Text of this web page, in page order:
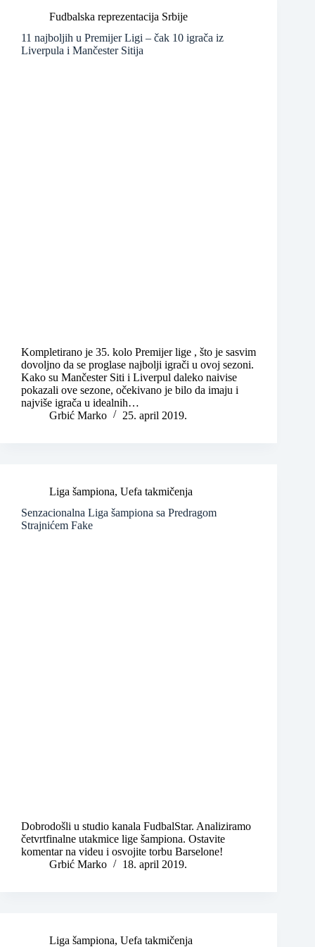
Fudbalska reprezentacija Srbije
11 najboljih u Premijer Ligi – čak 10 igrača iz
Liverpula i Mančester Sitija
Kompletirano je 35. kolo Premijer lige , što je sasvim
dovoljno da se proglase najbolji igrači u ovoj sezoni.
Kako su Mančester Siti i Liverpul daleko naivise
pokazali ove sezone, očekivano je bilo da imaju i
najviše igrača u idealnih…
Grbić Marko
25. april 2019.
Liga šampiona, Uefa takmičenja
Senzacionalna Liga šampiona sa Predragom
Strajnićem Fake
Dobrodošli u studio kanala FudbalStar. Analiziramo
četvrtfinalne utakmice lige šampiona. Ostavite
komentar na videu i osvojite torbu Barselone!
Grbić Marko
18. april 2019.
Liga šampiona, Uefa takmičenja